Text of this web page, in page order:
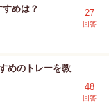
めは？
27
回答
めのトレーを教
48
回答